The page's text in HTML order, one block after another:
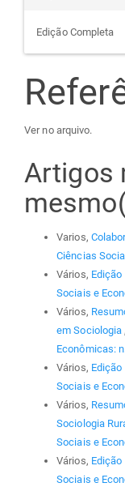
Edição Completa
Ver no arquivo.
Artigos
Varios,
Ciências
Vários,
Sociais e
Vários,
em Sociologia
Econômicas:
Vários,
Sociais e
Vários,
Sociologia
Sociais e
Vários,
Sociais e